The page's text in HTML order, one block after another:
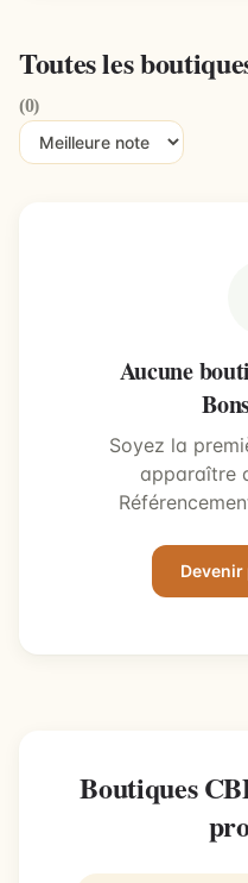
Toutes les
(0)
Aucune
Soyez la
apparaître
Boutiques